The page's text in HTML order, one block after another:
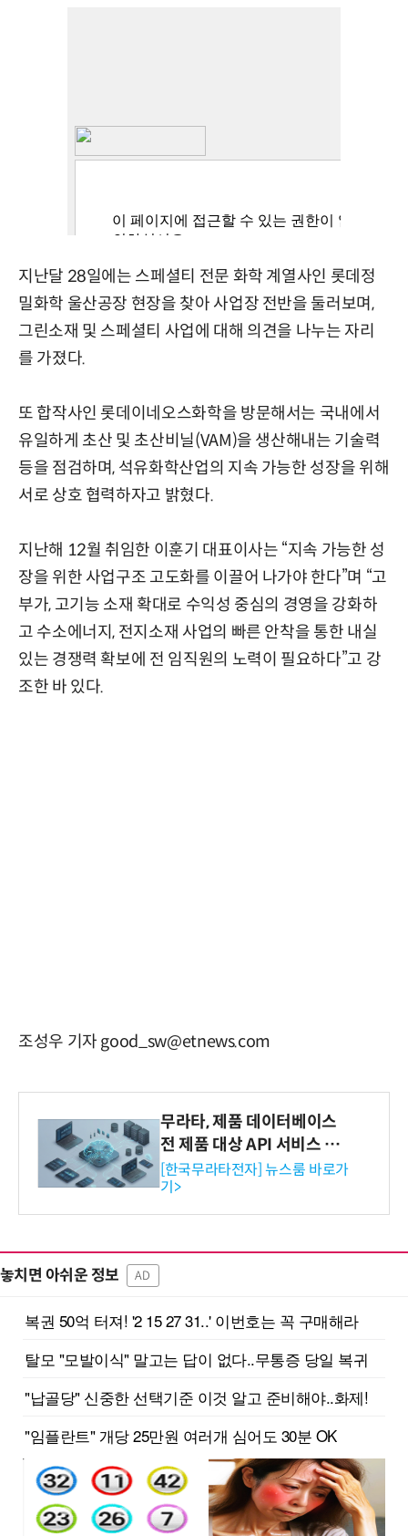
지난달 28일에는 스페셜티 전문 화학 계열사인 롯데정
밀화학 울산공장 현장을 찾아 사업장 전반을 둘러보며,
그린소재 및 스페셜티 사업에 대해 의견을 나누는 자리
를 가졌다.
또 합작사인 롯데이네오스화학을 방문해서는 국내에서
유일하게 초산 및 초산비닐(VAM)을 생산해내는 기술력
등을 점검하며, 석유화학산업의 지속 가능한 성장을 위해
서로 상호 협력하자고 밝혔다.
지난해 12월 취임한 이훈기 대표이사는 “지속 가능한 성
장을 위한 사업구조 고도화를 이끌어 나가야 한다”며 “고
부가, 고기능 소재 확대로 수익성 중심의 경영을 강화하
고 수소에너지, 전지소재 사업의 빠른 안착을 통한 내실
있는 경쟁력 확보에 전 임직원의 노력이 필요하다”고 강
조한 바 있다.
조성우 기자 good_sw@etnews.com
무라타, 제품 데이터베이스
전 제품 대상 API 서비스 제
공…73개 제품 카테고리로
확대
[한국무라타전자] 뉴스룸 바로가
기>
놓치면 아쉬운 정보 AD